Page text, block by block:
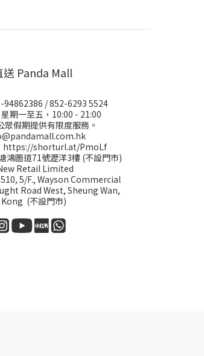
送 Panda Mall
94862386 /852-6293 5524
期一至五，10:00 - 21:00
眾假期提供有限度服務。
https://shorturl.at/PmoLf
鴻圖道71號瀝洋3樓 (不設門市)
Retail Limited
5/F., Wayson Commercial
Road West, Sheung Wan,
(不設門市)